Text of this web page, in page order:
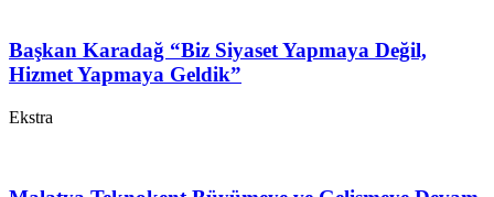
Başkan Karadağ “Biz Siyaset Yapmaya Değil,
Hizmet Yapmaya Geldik”
Ekstra